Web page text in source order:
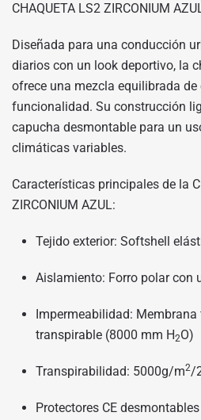
CHAQUETA LS2 ZIRCONIUM
Diseñada para una conducción
diarios con un look deportivo, la
ofrece una mezcla equilibrada
funcionalidad. Su construcción
capucha desmontable para un
climáticas variables.
Características principales de la
ZIRCONIUM AZUL:
Tejido exterior: Softshell
Aislamiento: Forro polar con
Impermeabilidad:
transpirable (8000 mm H2O)
Transpirabilidad: 5000g/m2/
Protectores CE